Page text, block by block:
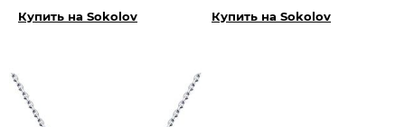
Купить на Sokolov Купить на Sokolov